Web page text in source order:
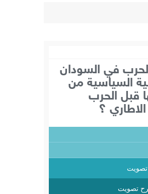
في السودان
السياسية من
قبل الحرب
؟
تصويت
تصويت